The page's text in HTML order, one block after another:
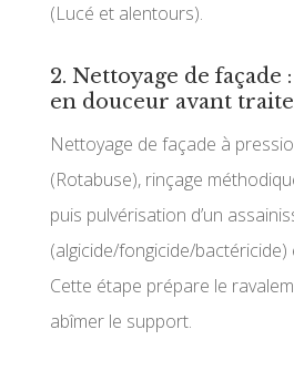
(Lucé et alentours).
2. Nettoyage de façade
en douceur avant
Nettoyage de façade à
(Rotabuse), rinçage
puis pulvérisation d’un
(algicide/fongicide/
Cette étape prépare le
abîmer le support.